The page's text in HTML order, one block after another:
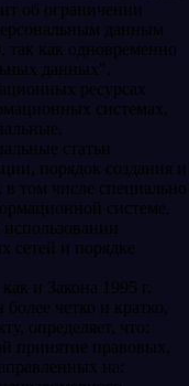
об ограничении
данным
так как одновременно
данных".
ресурсах
системах,
статьи
порядок создания и
том числе специально
системе.
сетей и порядке
и Закона 1995 г.
четко и кратко,
определяет, что:
принятие правовых,
на: